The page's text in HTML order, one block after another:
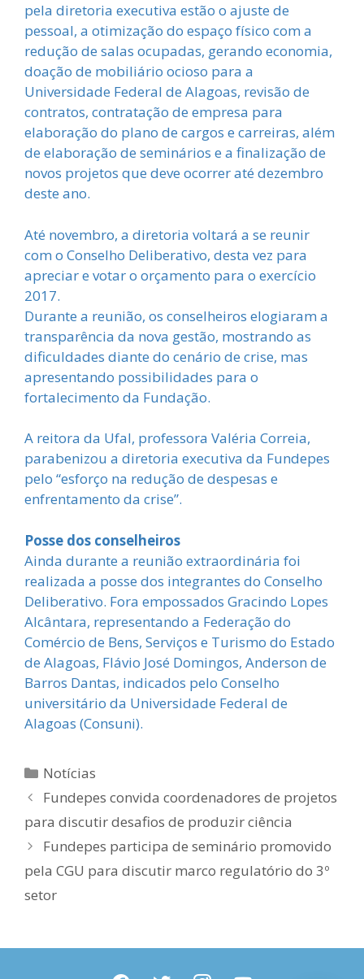
pela diretoria executiva estão o ajuste de
pessoal, a otimização do espaço físico com a
redução de salas ocupadas, gerando economia,
doação de mobiliário ocioso para a
Universidade Federal de Alagoas, revisão de
contratos, contratação de empresa para
elaboração do plano de cargos e carreiras, além
de elaboração de seminários e a finalização de
novos projetos que deve ocorrer até dezembro
deste ano.
Até novembro, a diretoria voltará a se reunir
com o Conselho Deliberativo, desta vez para
apreciar e votar o orçamento para o exercício
2017.
Durante a reunião, os conselheiros elogiaram a
transparência da nova gestão, mostrando as
dificuldades diante do cenário de crise, mas
apresentando possibilidades para o
fortalecimento da Fundação.
A reitora da Ufal, professora Valéria Correia,
parabenizou a diretoria executiva da Fundepes
pelo “esforço na redução de despesas e
enfrentamento da crise”.
Posse dos conselheiros
Ainda durante a reunião extraordinária foi
realizada a posse dos integrantes do Conselho
Deliberativo. Fora empossados Gracindo Lopes
Alcântara, representando a Federação do
Comércio de Bens, Serviços e Turismo do Estado
de Alagoas, Flávio José Domingos, Anderson de
Barros Dantas, indicados pelo Conselho
universitário da Universidade Federal de
Alagoas (Consuni).
Categorias
Notícias
Fundepes convida coordenadores de projetos
para discutir desafios de produzir ciência
Fundepes participa de seminário promovido
pela CGU para discutir marco regulatório do 3º
setor
facebooktwitter instagramyoutube